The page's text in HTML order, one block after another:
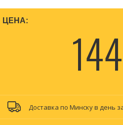
ЦЕНА:
144
Доставка по Минску в день